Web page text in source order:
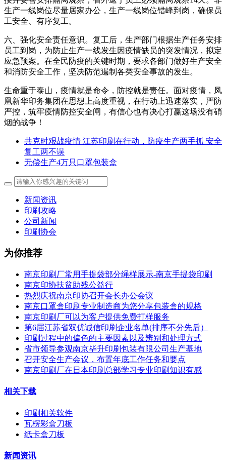
生产一线岗位尽量居家办公，生产一线岗位错峰到岗，确保员
工安全、有序复工。
六、强化安全责任意识。复工后，生产部门根据生产任务安排
员工到岗，为防止生产一线发生因疫情缺员的突发情况，拟定
应急预案。在全民防疫的关键时期，要求各部门做好生产安全
和消防安全工作，坚决防范遏制各类安全事故的发生。
生命重于泰山，疫情就是命令，防控就是责任。面对疫情，凤
凰新华印务集团在思想上高度重视，在行动上迅速落实，严防
严控，筑牢疫情防控安全闸，有信心也有决心打赢这场没有硝
烟的战争！
共克时艰战疫情 江苏印刷在行动，防疫生产两手抓 安全
复工两不误
无偿生产4万只口罩包装盒
新闻资讯
印刷攻略
公司新闻
印刷协会
为你推荐
南京印刷厂常用手提袋部分绳样展示-南京手提袋印刷
南京印协扶贫助残公益行
热烈庆祝南京印协召开会长办公会议
南京口罩盒印刷专业制造商为您分享包装盒的规格
南京印刷厂可以为客户提供免费打样服务
第6届江苏省双优诚信印刷企业名单(排序不分先后）
印刷过程中的偏色的主要因素以及辨别和处理方式
省市领导参观南京毕升印刷包装有限公司生产基地
召开安全生产会议，布置年底工作任务和要点
南京印刷厂在日本印刷总部学习专业印刷知识有感
相关下载
印刷相关软件
瓦楞彩盒刀板
纸卡盒刀板
新闻资讯